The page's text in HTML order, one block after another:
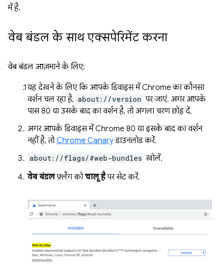
में है.
वेब बंडल के साथ एक्सपेरिमेंट करना
वेब बंडल आज़माने के लिए:
यह देखने के लिए कि आपके डिवाइस में Chrome का कौनसा
वर्शन चल रहा है, about://version पर जाएं. अगर आपके
पास 80 या उसके बाद का वर्शन है, तो अगला चरण छोड़ दें.
अगर आपके डिवाइस में Chrome 80 या इसके बाद का वर्शन
नहीं है, तोChrome Canaryडाउनलोड करें.
about://flags/#web-bundles खोलें.
वेब बंडलफ़्लैग कोचालू हैपर सेट करें.